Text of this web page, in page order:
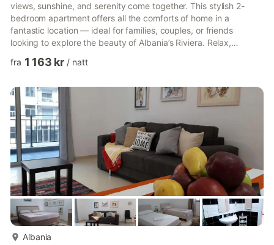
views, sunshine, and serenity come together. This stylish 2-
bedroom apartment offers all the comforts of home in a
fantastic location — ideal for families, couples, or friends
looking to explore the beauty of Albania’s Riviera. Relax,
offer. 🏠 The Apartment Bright and modern 2-bedroom
2 stylish bathrooms with walk-in showers Sleeps up to 4 guests
Free on-site parking Air-conditioned throughout for year-roun...
fra 1 163 kr / natt
Albania